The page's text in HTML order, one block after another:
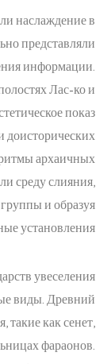
наслаждение в
представляли
информации.
Лас-ко и
показ
доисторических
архаичных
среду слияния,
и образуя
установления.
увеселения
виды. Древний
такие как сенет,
фараонов.